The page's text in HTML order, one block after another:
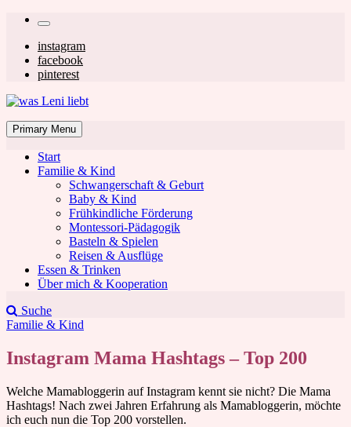
Skip
content
Secondary
left
navigation
Secondary
right
navigation
instagram
facebook
pinterest
was Leni liebt
Mom & Lifestyle Blog
Primary Menu
Start
Familie & Kind
Schwangerschaft & Geburt
Baby & Kind
Frühkindliche Förderung
Montessori-Pädagogik
Basteln & Spielen
Reisen & Ausflüge
Essen & Trinken
Über mich & Kooperation
Suche
Familie & Kind
Instagram Mama Hashtags – Top 200
Welche Mamabloggerin auf Instagram kennt sie nicht? Die Mama
Hashtags! Nach zwei Jahren Erfahrung als Mamabloggerin, möchte
ich euch nun die Top 200 vorstellen.